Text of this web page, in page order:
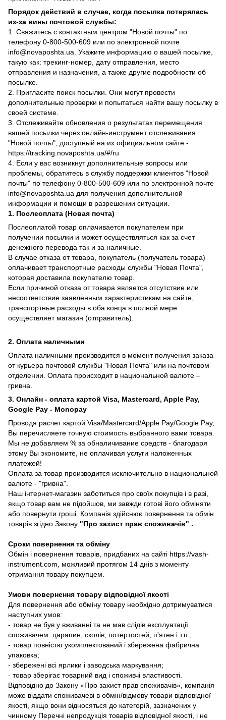
Порядок действий в случае, когда посылка потерялась
из-за вины почтовой службы:
1. Свяжитесь с контактным центром "Новой почты" по
телефону 0-800-500-609 или по электронной почте
info@novaposhta.ua. Укажите информацию о вашей посылке,
такую как: трекинг-номер, дату отправления, место
отправления и назначения, а также другие подробности об
посылке.
2. Пригласите поиск посылки. Они могут провести
дополнительные проверки и попытаться найти вашу посылку в
своей системе.
3. Отслеживайте обновления о результатах перемещения
вашей посылки через онлайн-инструмент отслеживания
"Новой почты", доступный на их официальном сайте -
https://tracking.novaposhta.ua/#/ru
4. Если у вас возникнут дополнительные вопросы или
проблемы, обратитесь в службу поддержки клиентов "Новой
почты" по телефону 0-800-500-609 или по электронной почте
info@novaposhta.ua для получения дополнительной
информации и помощи в разрешении ситуации.
1. Послеоплата (Новая почта)
Послеоплатой товар оплачивается покупателем при
получении посылки и может осуществляться как за счет
денежного перевода так и за наличные.
В случае отказа от товара, покупатель (получатель товара)
оплачивает транспортные расходы службы "Новая Почта",
которая доставила покупателю товар.
Если причиной отказа от товара является отсутствие или
несоответствие заявленным характеристикам на сайте,
транспортные расходы в оба конца в полной мере
осуществляет магазин (отправитель).
2. Оплата наличными
Оплата наличными производится в момент получения заказа
от курьера почтовой службы "Новая Почта" или на почтовом
отделении. Оплата происходит в национальной валюте –
гривна.
3. Онлайн - оплата картой Visa, Mastercard, Apple Pay,
Google Pay - Monopay
Проводя расчет картой Visa/Mastercard/Apple Pay/Google Pay,
Вы перечисляете точную стоимость выбранного вами товара.
Мы не добавляем % за обналичивание средств - благодаря
этому Вы экономите, не оплачивая услуги наложенных
платежей!
Оплата за товар производится исключительно в национальной
валюте - "гривна".
Наш інтернет-магазин заботиться про своїх покупців і в разі,
якщо товар вам не підойшов, ми завжди готові його обміняти
або повернути гроші. Компанія здійснює повернення та обмін
товарів згідно Закону "Про захист прав споживачів" .
Сроки повернення та обміну
Обмін і повернення товарів, придбаних на сайті https://vash-
instrument.com, можливий протягом 14 днів з моменту
отримання товару покупцем.
Умови повернення товару відповідної якості
Для повернення або обміну товару необхідно дотримуватися
наступних умов:
- товар не був у вживанні та не мав слідів експлуатації
споживачем: царапин, сколів, потертостей, п'ятен і т.п.;
- товар повністю укомплектований і збережена фабрична
упаковка;
- збережені всі ярлики і заводська маркування;
- товар зберігає товарний вид і споживчі властивості.
Відповідно до Закону «Про захист прав споживачів», компанія
може віддати споживачеві в обмін/відмову товари відповідної
якості, якщо вони відносяться до категорій, зазначених у
чинному Перечні непродукція товарів відповідної якості, і не